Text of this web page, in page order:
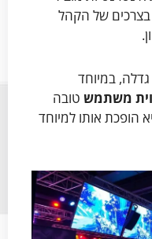
של הקהל
במיוחד
משתמש טובה
הופכת אותו למיוחד